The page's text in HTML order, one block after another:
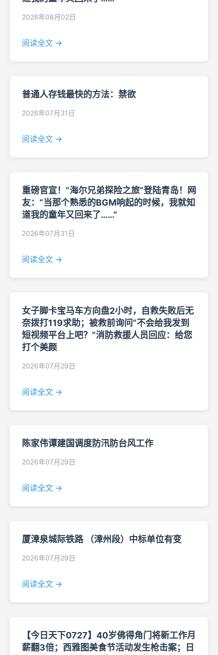
2026年08月02日
阅读全文 →
普通人存钱最快的方法：禁欲
2026年07月31日
阅读全文 →
重磅官宣！“海尔兄弟探险之旅”登陆青岛！网
友：“当那个熟悉的BGM响起的时候，我就知
道我的童年又回来了……”
2026年07月31日
阅读全文 →
女子脚卡宝马车方向盘2小时，自救失败后无
奈拨打119求助；被救前询问“不会给我发到
短视频平台上吧？”消防救援人员回应：给您
打个美颜
2026年07月29日
阅读全文 →
陈家伟谭建国调度防汛防台风工作
2026年07月29日
阅读全文 →
厦漳泉城际铁路 （漳州段）中标单位有变
2026年07月29日
阅读全文 →
【今日天下0727】40岁佛得角门将新工作月
薪翻3倍；西雅图美食节活动发生枪击案；日